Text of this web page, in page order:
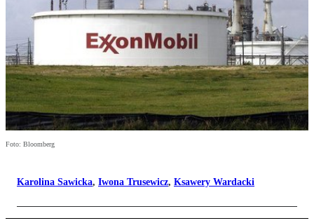
Foto: Bloomberg
Karolina Sawicka, Iwona Trusewicz, Ksawery Wardacki